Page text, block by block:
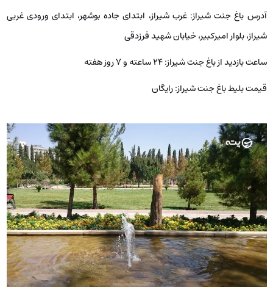
آدرس باغ جنت شیراز: غرب شیراز، ابتدای جاده بوشهر، ابتدای ورودی غربی
شیراز، بلوار امیرکبیر، خیابان شهید فرزدقی
ساعت بازدید از باغ جنت شیراز: ۲۴ ساعته و ۷ روز هفته
قیمت بلیط باغ جنت شیراز: رایگان